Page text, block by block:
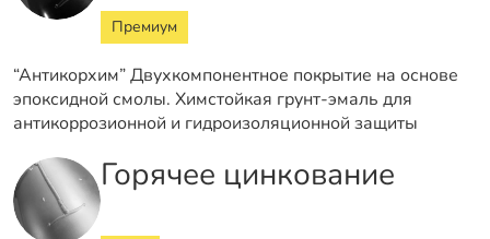
Премиум
“Антикорхим” Двухкомпонентное покрытие на основе
эпоксидной смолы. Химстойкая грунт-эмаль для
антикоррозионной и гидроизоляционной защиты
Горячее цинкование